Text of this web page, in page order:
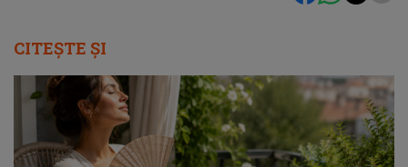
CITEȘTE ȘI